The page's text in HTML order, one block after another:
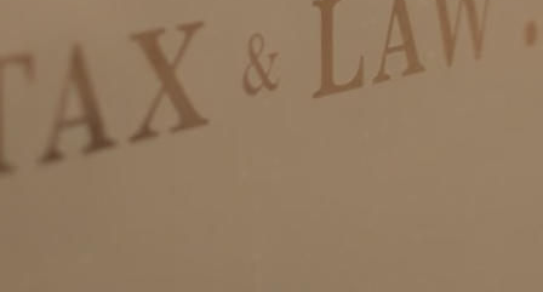
Download:
Algemene voorwaarden
Privacy voorwaarden